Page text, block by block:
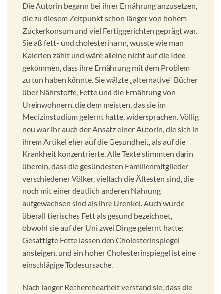
Die Autorin begann bei ihrer Ernährung anzusetzen,
die zu diesem Zeitpunkt schon länger von hohem
Zuckerkonsum und viel Fertiggerichten geprägt war.
Sie aß fett- und cholesterinarm, wusste wie man
Kalorien zählt und wäre alleine nicht auf die Idee
gekommen, dass ihre Ernährung mit dem Problem
zu tun haben könnte. Sie wälzte „alternative“ Bücher
über Nährstoffe, Fette und die Ernährung von
Ureinwohnern, die dem meisten, das sie im
Medizinstudium gelernt hatte, widersprachen. Völlig
neu war ihr auch der Ansatz einer Autorin, die sich in
ihrem Artikel eher auf die Gesundheit, als auf die
Krankheit konzentrierte. Alle Texte stimmten darin
überein, dass die gesündesten Familienmitglieder
verschiedener Völker, vielfach die Ältesten sind, die
noch mit einer deutlich anderen Nahrung
aufgewachsen sind als ihre Urenkel. Auch wurde
überall tierisches Fett als gesund bezeichnet,
obwohl sie auf der Uni zwei Dinge gelernt hatte:
Gesättigte Fette lassen den Cholesterinspiegel
ansteigen, und ein hoher Cholesterinspiegel ist eine
einschlägige Todesursache.
Nach langer Recherchearbeit verstand sie, dass die